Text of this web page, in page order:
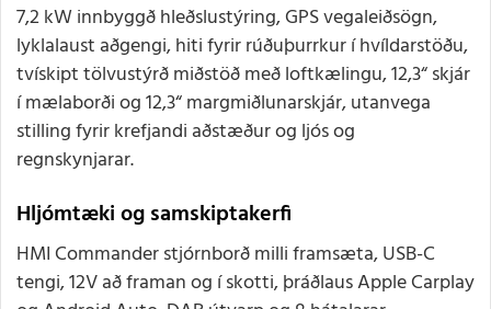
7,2 kW innbyggð hleðslustýring, GPS vegaleiðsögn,
lyklalaust aðgengi, hiti fyrir rúðuþurrkur í hvíldarstöðu,
tvískipt tölvustýrð miðstöð með loftkælingu, 12,3“ skjár
í mælaborði og 12,3“ margmiðlunarskjár, utanvega
stilling fyrir krefjandi aðstæður og ljós og
regnskynjarar.
Hljómtæki og samskiptakerfi
HMI Commander stjórnborð milli framsæta, USB-C
tengi, 12V að framan og í skotti, þráðlaus Apple Carplay